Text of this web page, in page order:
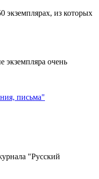
экземплярах, из которых
экземпляра очень
письма"
"Русский